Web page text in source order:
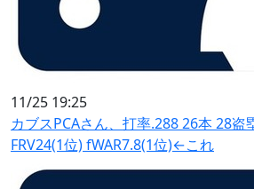
11/25 19:25
カブスPCAさん、打率.288 26本 28盗
FRV24(1位) fWAR7.8(1位)←これ